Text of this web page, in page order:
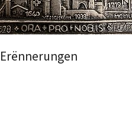
Erënnerungen